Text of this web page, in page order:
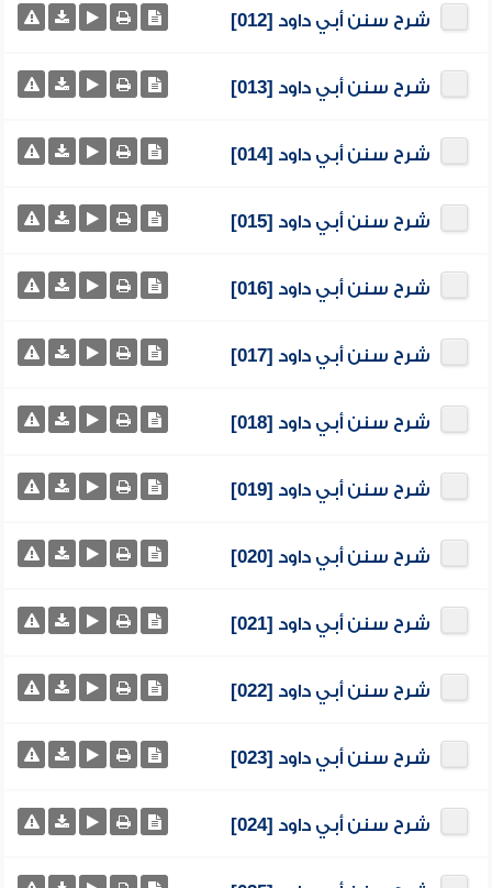
شرح سنن أبي داود [012]
شرح سنن أبي داود [013]
شرح سنن أبي داود [014]
شرح سنن أبي داود [015]
شرح سنن أبي داود [016]
شرح سنن أبي داود [017]
شرح سنن أبي داود [018]
شرح سنن أبي داود [019]
شرح سنن أبي داود [020]
شرح سنن أبي داود [021]
شرح سنن أبي داود [022]
شرح سنن أبي داود [023]
شرح سنن أبي داود [024]